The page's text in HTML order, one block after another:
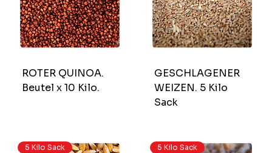
ROTER QUINOA.
Beutel x 10 Kilo.
GESCHLAGENER
WEIZEN. 5 Kilo
Sack
5 Kilo Sack 5 Kilo Sack